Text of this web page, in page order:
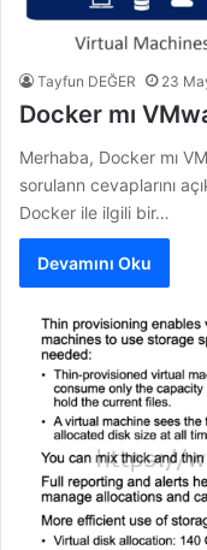
Tayfun DEĞER 23
Docker mı
Merhaba, Docker mı
sorulann cevaplarını
Docker ile ilgili bir…
Devamını Oku